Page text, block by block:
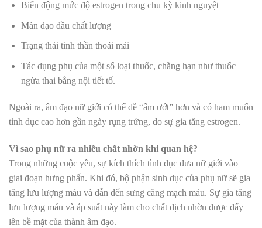
Biến động mức độ estrogen trong chu kỳ kinh nguyệt
Màn dạo đầu chất lượng
Trạng thái tinh thần thoải mái
Tác dụng phụ của một số loại thuốc, chẳng hạn như thuốc
ngừa thai bằng nội tiết tố.
Ngoài ra, âm đạo nữ giới có thể dễ “ẩm ướt” hơn và có ham muốn
tình dục cao hơn gần ngày rụng trứng, do sự gia tăng estrogen.
Vì sao phụ nữ ra nhiều chất nhờn khi quan hệ?
Trong những cuộc yêu, sự kích thích tình dục đưa nữ giới vào
giai đoạn hưng phấn. Khi đó, bộ phận sinh dục của phụ nữ sẽ gia
tăng lưu lượng máu và dẫn đến sưng căng mạch máu. Sự gia tăng
lưu lượng máu và áp suất này làm cho chất dịch nhờn được đẩy
lên bề mặt của thành âm đạo.